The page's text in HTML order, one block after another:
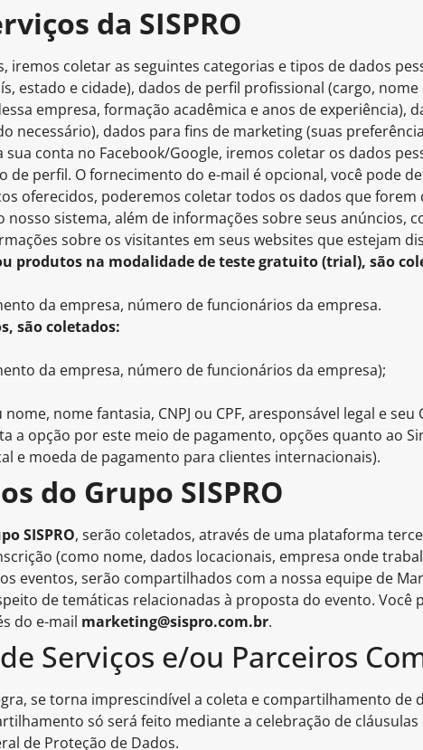
da SISPRO
coletar as seguintes categorias e tipos de dados
estado e cidade), dados de perfil profissional (cargo, nome
empresa, formação acadêmica e anos de experiência),
necessário), dados para fins de marketing (suas
sua conta no Facebook/Google, iremos coletar os dados
de perfil. O fornecimento do e-mail é opcional, você pode
oferecidos, poderemos coletar todos os dados que
sistema, além de informações sobre seus anúncios,
sobre os visitantes em seus websites que estejam
produtos na modalidade de teste gratuito (trial), são
da empresa, número de funcionários da empresa.
são coletados:
da empresa, número de funcionários da empresa);
nome fantasia, CNPJ ou CPF, aresponsável legal e seu
a opção por este meio de pagamento, opções quanto ao
e moeda de pagamento para clientes internacionais).
do Grupo SISPRO
SISPRO, serão coletados, através de uma plataforma
(como nome, dados locacionais, empresa onde
eventos, serão compartilhados com a nossa equipe de
de temáticas relacionadas à proposta do evento. Você
do e-mail marketing@sispro.com.br.
Serviços e/ou Parceiros
se torna imprescindível a coleta e compartilhamento de
só será feito mediante a celebração de
de Proteção de Dados.